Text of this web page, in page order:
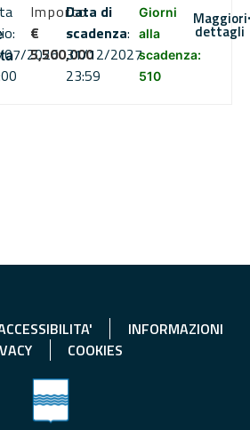
2026
Importo
€
5,500,000
Data di
scadenza:
31/12/2027
23:59
Giorni
alla
scadenza:
510
Maggiori
dettagli
INFORMAZIONI
COOKIES